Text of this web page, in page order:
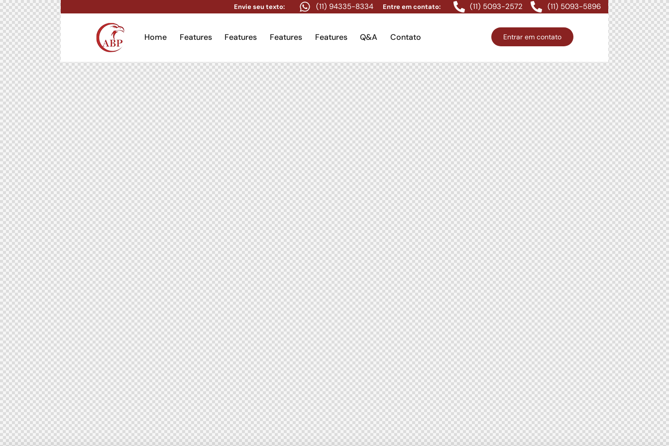
Envie seu texto: (11) 94335-8334 Entre em contato: (11) 5093-2572 (11) 5093-5896
Home Features Features Features Features Q&A Contato Entrar em contato
Home Features Features Features Features Q&A Contato Entrar em contato